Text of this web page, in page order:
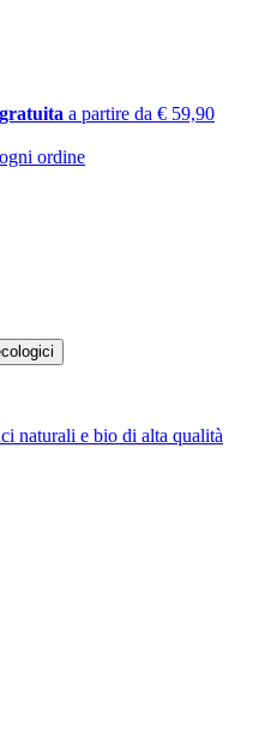
a partire da € 59,90
ordine
naturali e bio di alta qualità